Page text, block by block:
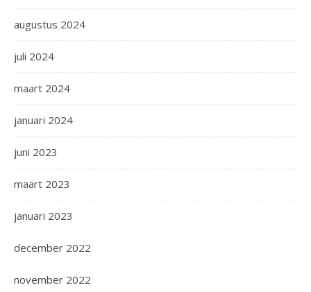
augustus 2024
juli 2024
maart 2024
januari 2024
juni 2023
maart 2023
januari 2023
december 2022
november 2022